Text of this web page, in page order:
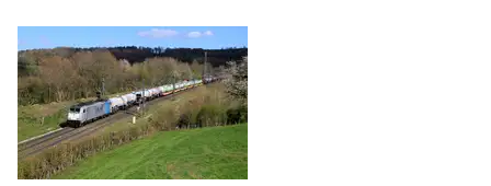
Frankreich
Dieselloks
CC 77000 ·JT42CWRM-100· Class 66, B/D-tauglich
Unternehmen